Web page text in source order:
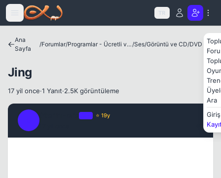
Icerige atla
TR
Ara
Giriş
Ana
Sayfa
/Forumlar/ Programlar - Ücretli ve Ücretsiz Yazılımlar/ Ses/Görüntü ve CD/DVD Araçları
Jing
17 yil once·1 Yanıt·2.5K görüntüleme
⭐ 19y